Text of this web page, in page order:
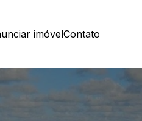
imóvelContato